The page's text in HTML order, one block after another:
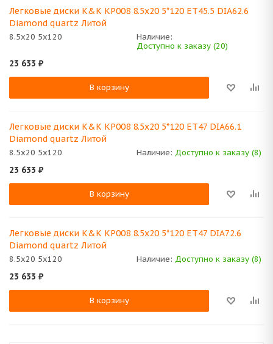
Легковые диски K&K КР008 8.5x20 5*120 ET45.5 DIA62.6
Diamond quartz Литой
8.5x20 5x120
Наличие:
Доступно к заказу (20)
23 633 ₽
В корзину
Легковые диски K&K КР008 8.5x20 5*120 ET47 DIA66.1
Diamond quartz Литой
8.5x20 5x120 Наличие: Доступно к заказу (8)
23 633 ₽
В корзину
Легковые диски K&K КР008 8.5x20 5*120 ET47 DIA72.6
Diamond quartz Литой
8.5x20 5x120 Наличие: Доступно к заказу (8)
23 633 ₽
В корзину